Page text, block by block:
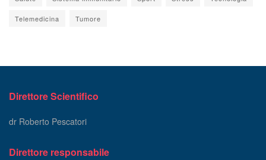
Telemedicina Tumore
Direttore Scientifico
dr Roberto Pescatori
Direttore responsabile